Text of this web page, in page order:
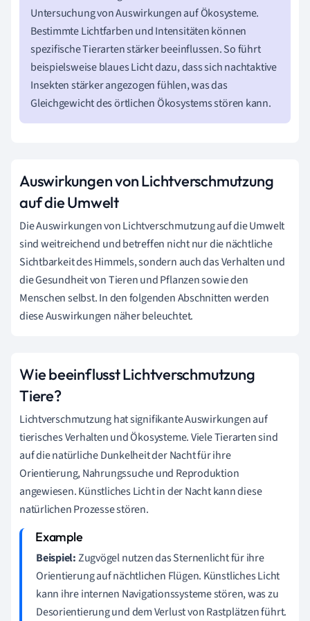
Untersuchung von Auswirkungen auf Ökosysteme.
Bestimmte Lichtfarben und Intensitäten können
spezifische Tierarten stärker beeinflussen. So führt
beispielsweise blaues Licht dazu, dass sich nachtaktive
Insekten stärker angezogen fühlen, was das
Gleichgewicht des örtlichen Ökosystems stören kann.
Auswirkungen von Lichtverschmutzung
auf die Umwelt
Die Auswirkungen von Lichtverschmutzung auf die Umwelt
sind weitreichend und betreffen nicht nur die nächtliche
Sichtbarkeit des Himmels, sondern auch das Verhalten und
die Gesundheit von Tieren und Pflanzen sowie den
Menschen selbst. In den folgenden Abschnitten werden
diese Auswirkungen näher beleuchtet.
Wie beeinflusst Lichtverschmutzung
Tiere?
Lichtverschmutzung hat signifikante Auswirkungen auf
tierisches Verhalten und Ökosysteme. Viele Tierarten sind
auf die natürliche Dunkelheit der Nacht für ihre
Orientierung, Nahrungssuche und Reproduktion
angewiesen. Künstliches Licht in der Nacht kann diese
natürlichen Prozesse stören.
Beispiel:Zugvögel nutzen das Sternenlicht für ihre
Orientierung auf nächtlichen Flügen. Künstliches Licht
kann ihre internen Navigationssysteme stören, was zu
Desorientierung und dem Verlust von Rastplätzen führt.